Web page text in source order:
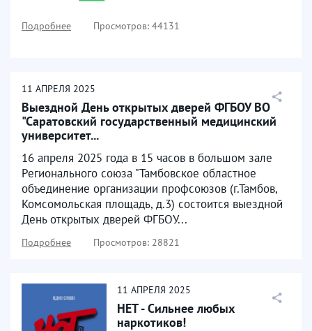
Подробнее Просмотров: 44131
11 АПРЕЛЯ 2025
Выездной День открытых дверей ФГБОУ ВО
"Саратовский государственный медицинский
университет...
16 апреля 2025 года в 15 часов в большом зале
Регионального союза "Тамбовское областное
объединение организации профсоюзов (г.Тамбов,
Комсомольская площадь, д.3) состоится выездной
День открытых дверей ФГБОУ...
Подробнее Просмотров: 28821
11 АПРЕЛЯ 2025
НЕТ - Сильнее любых
наркотиков!